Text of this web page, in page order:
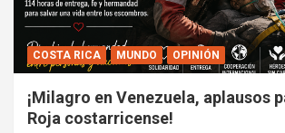
COSTA RICA MUNDO OPINIÓN
¡Milagro en Venezuela, aplausos
Roja costarricense!